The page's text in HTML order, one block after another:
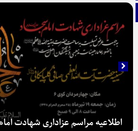
تلگرام
اطلاعیه مراسم عزاداری شهادت